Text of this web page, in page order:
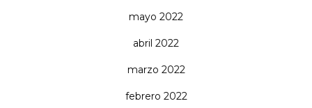
mayo 2022
abril 2022
marzo 2022
febrero 2022